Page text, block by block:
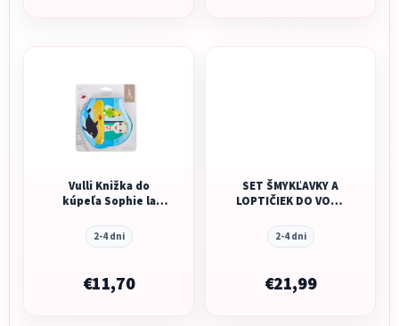
Vulli Knižka do
kúpeľa Sophie la
2-4 dni
€11,70
SET ŠMYKĽAVKY A
LOPTIČIEK DO VODY
PINK
2-4 dni
€21,99